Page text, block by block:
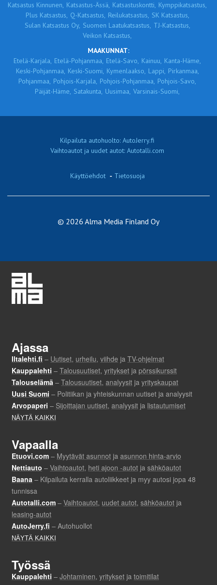
Katsastus Kinnunen, Katsastus-Ässä, Katsastuskontti, Kymppikatsastus,
Plus Katsastus, Q-Katsastus, Reilukatsastus, SK Katsastus,
Sulan Katsastus Oy, Suomen Laatukatsastus, TJ-Katsastus,
Veikon Katsastus,
MAAKUNNAT:
Etelä-Karjala, Etelä-Pohjanmaa, Etelä-Savo, Kainuu, Kanta-Häme,
Keski-Pohjanmaa, Keski-Suomi, Kymenlaakso, Lappi, Pirkanmaa,
Pohjanmaa, Pohjois-Karjala, Pohjois-Pohjanmaa, Pohjois-Savo,
Päijät-Häme, Satakunta, Uusimaa, Varsinais-Suomi,
Kilpailuta autohuolto: AutoJerry.fi
Vaihtoautot ja uudet autot: Autotalli.com
Käyttöehdot - Tietosuoja
© 2026 Alma Media Finland Oy